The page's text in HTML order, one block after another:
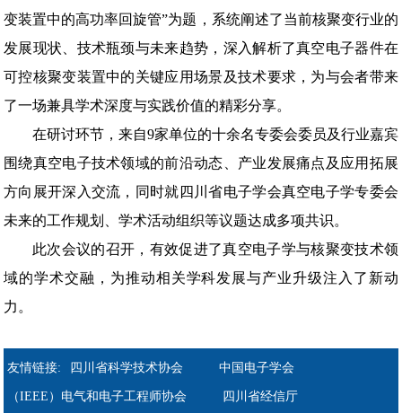
变装置中的高功率回旋管”为题，系统阐述了当前核聚变行业的
发展现状、技术瓶颈与未来趋势，深入解析了真空电子器件在
可控核聚变装置中的关键应用场景及技术要求，为与会者带来
了一场兼具学术深度与实践价值的精彩分享。
在研讨环节，来自9家单位的十余名专委会委员及行业嘉宾
围绕真空电子技术领域的前沿动态、产业发展痛点及应用拓展
方向展开深入交流，同时就四川省电子学会真空电子学专委会
未来的工作规划、学术活动组织等议题达成多项共识。
此次会议的召开，有效促进了真空电子学与核聚变技术领
域的学术交融，为推动相关学科发展与产业升级注入了新动
力。
友情链接: 四川省科学技术协会 中国电子学会
（IEEE）电气和电子工程师协会 四川省经信厅